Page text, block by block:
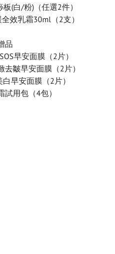
(白/粉)（任選2件）
效乳霜30ml（2支）
品
早安面膜（2片）
去皺早安面膜（2片）
早安面膜（2片）
試用包（4包）